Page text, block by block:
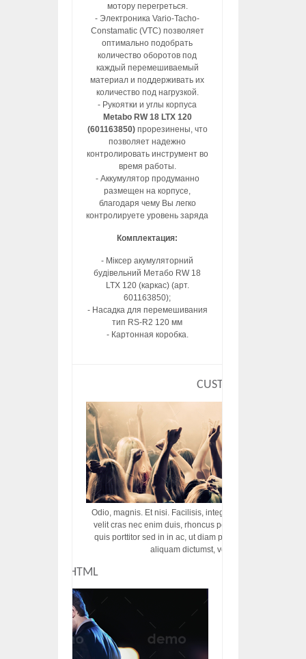
мотору перегреться.
- Электроника Vario-Tacho-
Constamatic (VTC) позволяет
оптимально подобрать
количество оборотов под
каждый перемешиваемый
материал и поддерживать их
количество под нагрузкой.
- Рукоятки и углы корпуса
Metabo RW 18 LTX 120
(601163850)прорезинены, что
позволяет надежно
контролировать инструмент во
время работы.
- Аккумулятор продуманно
размещен на корпусе,
благодаря чему Вы легко
контролируете уровень заряда
Комплектация:
- Міксер акумуляторний
будівельний Метабо RW 18
LTX 120 (каркас) (арт.
601163850);
- Насадка для перемешивания
тип RS-R2 120 мм
- Картонная коробка.
CUSTOM HTML
Odio, magnis. Et nisi. Facilisis, integer! Risus augue! Non
velit cras nec enim duis, rhoncus porttitor ac vut rhoncus
quis porttitor sed in in ac, ut diam porttitor odio nunc
aliquam dictumst, vel amet tincidunt
CUSTOM HTML